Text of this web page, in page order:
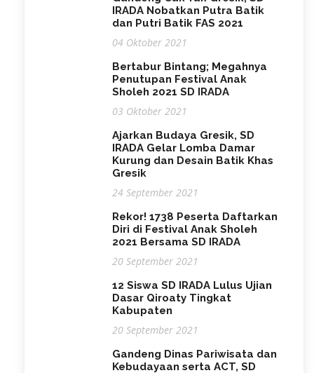
IRADA Nobatkan Putra Batik
dan Putri Batik FAS 2021
04 Oktober 2021
Bertabur Bintang; Megahnya
Penutupan Festival Anak
Sholeh 2021 SD IRADA
03 Oktober 2021
Ajarkan Budaya Gresik, SD
IRADA Gelar Lomba Damar
Kurung dan Desain Batik Khas
Gresik
24 September 2021
Rekor! 1738 Peserta Daftarkan
Diri di Festival Anak Sholeh
2021 Bersama SD IRADA
20 September 2021
12 Siswa SD IRADA Lulus Ujian
Dasar Qiroaty Tingkat
Kabupaten
20 September 2021
Gandeng Dinas Pariwisata dan
Kebudayaan serta ACT, SD